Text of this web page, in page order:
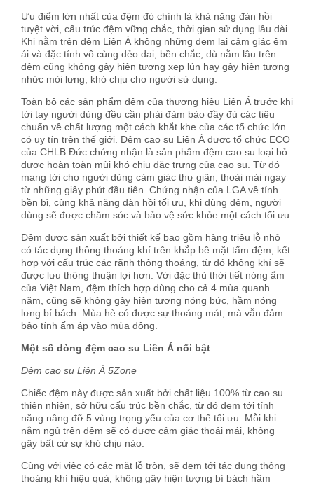
Ưu điểm lớn nhất của đệm đó chính là khả năng đàn hồi
tuyệt vời, cấu trúc đệm vững chắc, thời gian sử dụng lâu dài.
Khi nằm trên đệm Liên Á không những đem lại cảm giác êm
ái và đặc tính vô cùng dẻo dai, bền chắc, dù nằm lâu trên
đệm cũng không gây hiện tượng xẹp lún hay gây hiện tượng
nhức mỏi lưng, khó chịu cho người sử dụng.
Toàn bộ các sản phẩm đệm của thương hiệu Liên Á trước khi
tới tay người dùng đều cần phải đảm bảo đầy đủ các tiêu
chuẩn về chất lượng một cách khắt khe của các tổ chức lớn
có uy tín trên thế giới. Đệm cao su Liên Á được tổ chức ECO
của CHLB Đức chứng nhận là sản phẩm đệm cao su loại bỏ
được hoàn toàn mùi khó chịu đặc trưng của cao su. Từ đó
mang tới cho người dùng cảm giác thư giãn, thoải mái ngay
từ những giây phút đầu tiên. Chứng nhận của LGA về tính
bền bỉ, cùng khả năng đàn hồi tối ưu, khi dùng đệm, người
dùng sẽ được chăm sóc và bảo vệ sức khỏe một cách tối ưu.
Đệm được sản xuất bởi thiết kế bao gồm hàng triệu lỗ nhỏ
có tác dụng thông thoáng khí trên khắp bề mặt tấm đệm, kết
hợp với cấu trúc các rãnh thông thoáng, từ đó không khí sẽ
được lưu thông thuận lợi hơn. Với đặc thù thời tiết nóng ẩm
của Việt Nam, đệm thích hợp dùng cho cả 4 mùa quanh
năm, cũng sẽ không gây hiện tượng nóng bức, hầm nóng
lưng bí bách. Mùa hè có được sự thoáng mát, mà vẫn đảm
bảo tính ấm áp vào mùa đông.
Một số dòng đệm cao su Liên Á nổi bật
Đệm cao su Liên Á 5Zone
Chiếc đệm này được sản xuất bởi chất liệu 100% từ cao su
thiên nhiên, sở hữu cấu trúc bền chắc, từ đó đem tới tính
năng nâng đỡ 5 vùng trọng yếu của cơ thể tối ưu. Mỗi khi
nằm ngủ trên đệm sẽ có được cảm giác thoải mái, không
gây bất cứ sự khó chịu nào.
Cùng với việc có các mặt lỗ tròn, sẽ đem tới tác dụng thông
thoáng khí hiệu quả, không gây hiện tượng bí bách hầm